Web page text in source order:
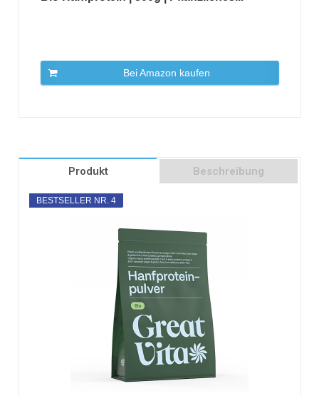
Bei Amazon kaufen
Produkt Beschreibung
BESTSELLER NR. 4